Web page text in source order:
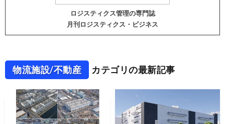
ロジスティクス管理の専門誌
月刊ロジスティクス・ビジネス
物流施設/不動産 カテゴリの最新記事